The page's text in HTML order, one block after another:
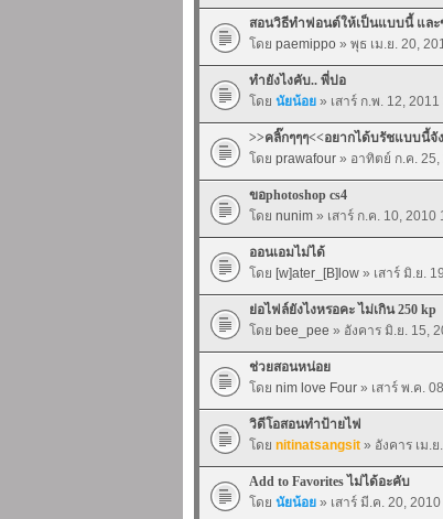
สอนวิธีทำฟอนต์ให้เป็นแบบนี้ แล
โดย paemippo » พุธ เม.ย. 20,
ทำยังไงคับ.. พี่ปอ
โดย นัยน้อย » เสาร์ ก.พ. 12,
>>คลิ๊กๆๆๆ<<อยากได้บรัชแบบนี้จั
โดย prawafour » อาทิตย์ ก.ค. 25,
ขอphotoshop cs4
โดย nunim » เสาร์ ก.ค. 10, 2010
ออนเอมไม่ได้
โดย [w]ater_[B]low » เสาร์ มิ.ย.
ย่อไฟล์ยังไงหรอคะ ไม่เกิน 250 kp
โดย bee_pee » อังคาร มิ.ย. 15,
ช่วยสอนหน่อย
โดย nim love Four » เสาร์ พ.ค.
วิดีโอสอนทำป้ายไฟ
โดย nitinatsangsit » อังคาร เม.
Add to Favorites ไม่ได้อะคับ
โดย นัยน้อย » เสาร์ มี.ค. 20,